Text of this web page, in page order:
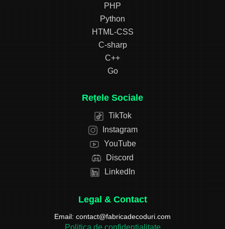
PHP
Python
HTML-CSS
C-sharp
C++
Go
Rețele Sociale
TikTok
Instagram
YouTube
Discord
LinkedIn
Legal & Contact
Email: contact@fabricadecoduri.com
Politica de confidentialitate